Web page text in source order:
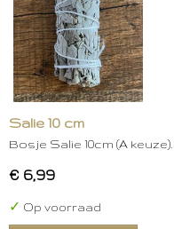
Salie 10 cm
Bosje Salie 10cm (A
€ 6,99
✓ Op voorraad